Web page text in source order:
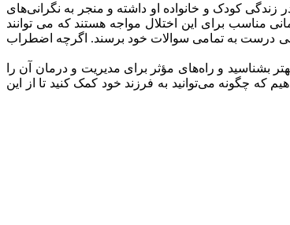
کودک و خانواده او داشته و منجر به نگرانی‌های
مناسب برای این اختلال مواجه هستند که می توانند
درست به تمامی سوالات خود برسند. اگرچه اضطراب
بشناسید و راه‌های مؤثر برای مدیریت و درمان آن را
که چگونه می‌توانید به فرزند خود کمک کنید تا از این